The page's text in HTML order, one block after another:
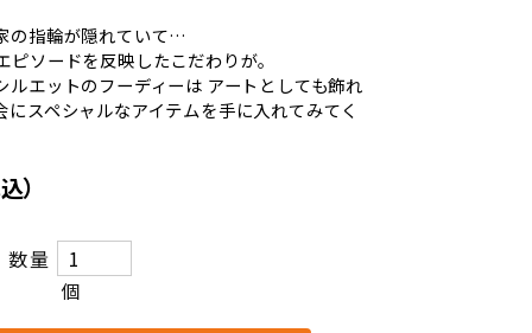
の指輪が隠れていて…
ソードを反映したこだわりが。
エットのフーディーは アートとしても飾れ
スペシャルなアイテムを手に入れてみてく
）
数量
個